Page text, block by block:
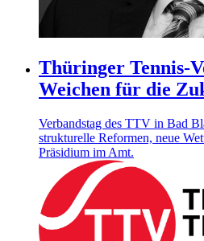
Thüringer Tennis-
Weichen für die
Verbandstag des TTV in Bad
strukturelle Reformen, neue
Präsidium im Amt.